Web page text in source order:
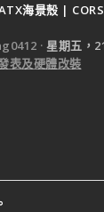
海景殼 |
星期五，
表及硬體改裝